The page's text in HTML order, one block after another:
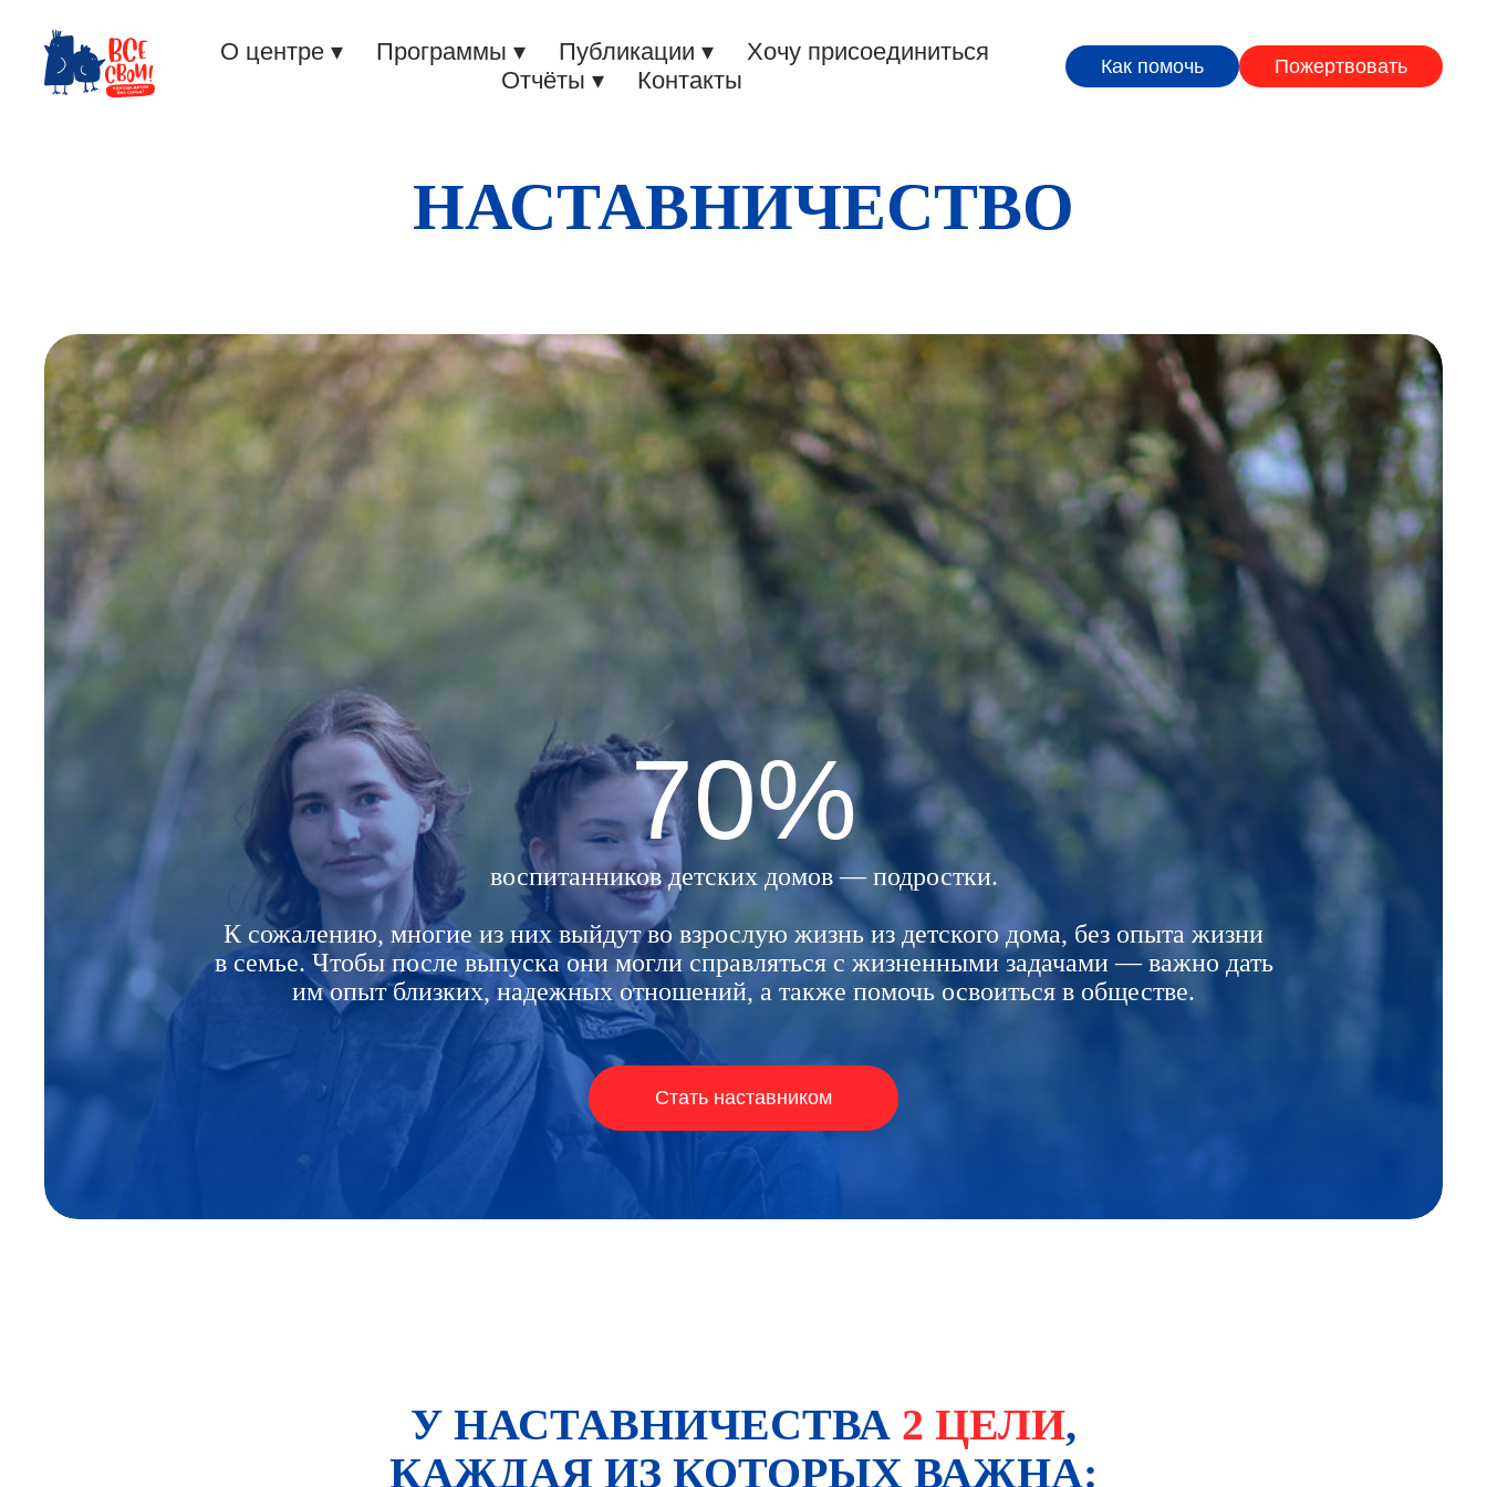
О центре ▾ Программы ▾ Публикации ▾
Хочу присоединиться
Отчёты ▾
Контакты Как помочь Пожертвовать
НАСТАВНИЧЕСТВО
70%
воспитанников детских домов — подростки.
К сожалению, многие из них выйдут во взрослую жизнь из детского дома, без опыта жизни
в семье. Чтобы после выпуска они могли справляться с жизненными задачами — важно дать
им опыт близких, надежных отношений, а также помочь освоиться в обществе.
Стать наставником
У НАСТАВНИЧЕСТВА 2 ЦЕЛИ,
КАЖДАЯ ИЗ КОТОРЫХ ВАЖНА: